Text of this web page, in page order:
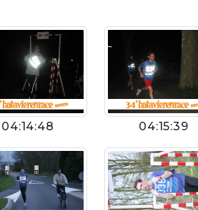
04:14:48 04:15:39